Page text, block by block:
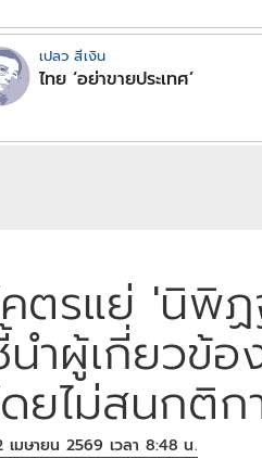
เปลว สีเงิน
ไทย ‘อย่าขายประเทศ’
ตรแย่ 'นิพิ
ำผู้เกี่ยวข้อ
ยไม่สนกติก
เมษายน 2569 เวลา 8:48 น.